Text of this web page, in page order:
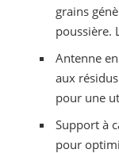
grains
poussière.
Antenne
aux
pour une
Support à
pour